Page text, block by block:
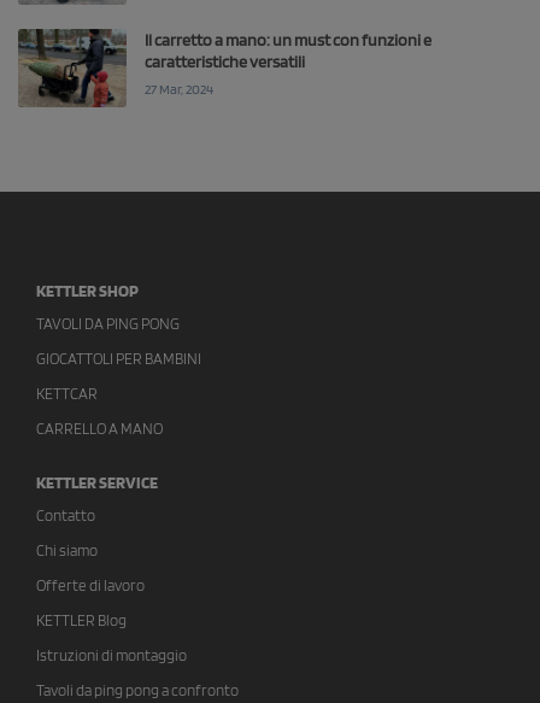
Il carretto a mano: un must con funzioni e
caratteristiche versatili
27 Mar, 2024
KETTLER SHOP
TAVOLI DA PING PONG
GIOCATTOLI PER BAMBINI
KETTCAR
CARRELLO A MANO
KETTLER SERVICE
Contatto
Chi siamo
Offerte di lavoro
KETTLER Blog
Istruzioni di montaggio
Tavoli da ping pong a confronto